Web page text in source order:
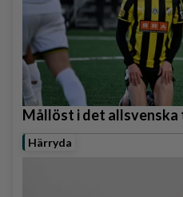
Mållöst i det
Härryda